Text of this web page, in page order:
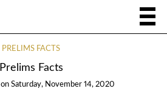
PRELIMS FACTS
Prelims Facts
on Saturday, November 14, 2020